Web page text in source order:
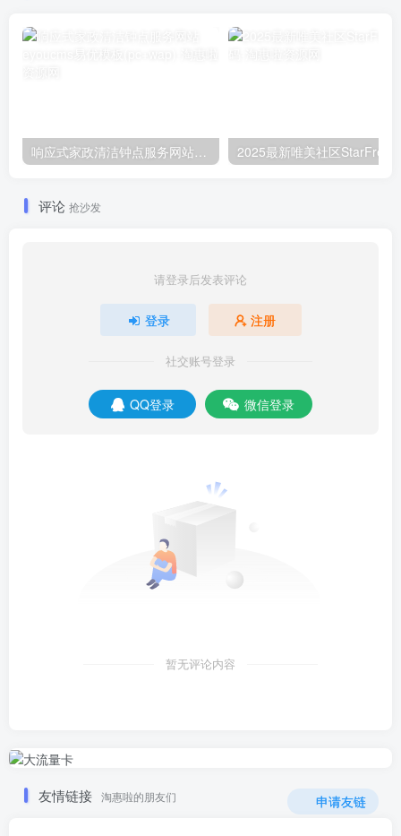
2025最新唯美社区StarFree
评论 抢沙发
请登录后发表评论
登录 注册
社交账号登录
QQ登录 微信登录
暂无评论内容
友情链接 淘惠啦的朋友们 申请友链